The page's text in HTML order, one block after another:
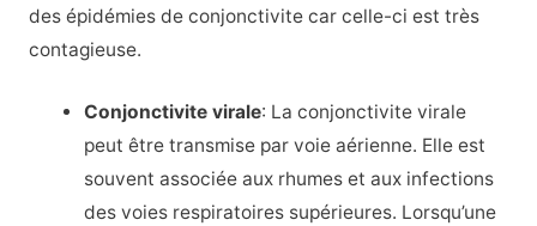
des épidémies de conjonctivite car celle-ci est très
contagieuse.
Conjonctivite virale: La conjonctivite virale
peut être transmise par voie aérienne. Elle est
souvent associée aux rhumes et aux infections
des voies respiratoires supérieures. Lorsqu’une